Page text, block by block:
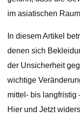
im asiatischen
In diesem Artikel
denen sich
der Unsicherheit
wichtige
mittel- bis langfristig
Hier und Jetzt